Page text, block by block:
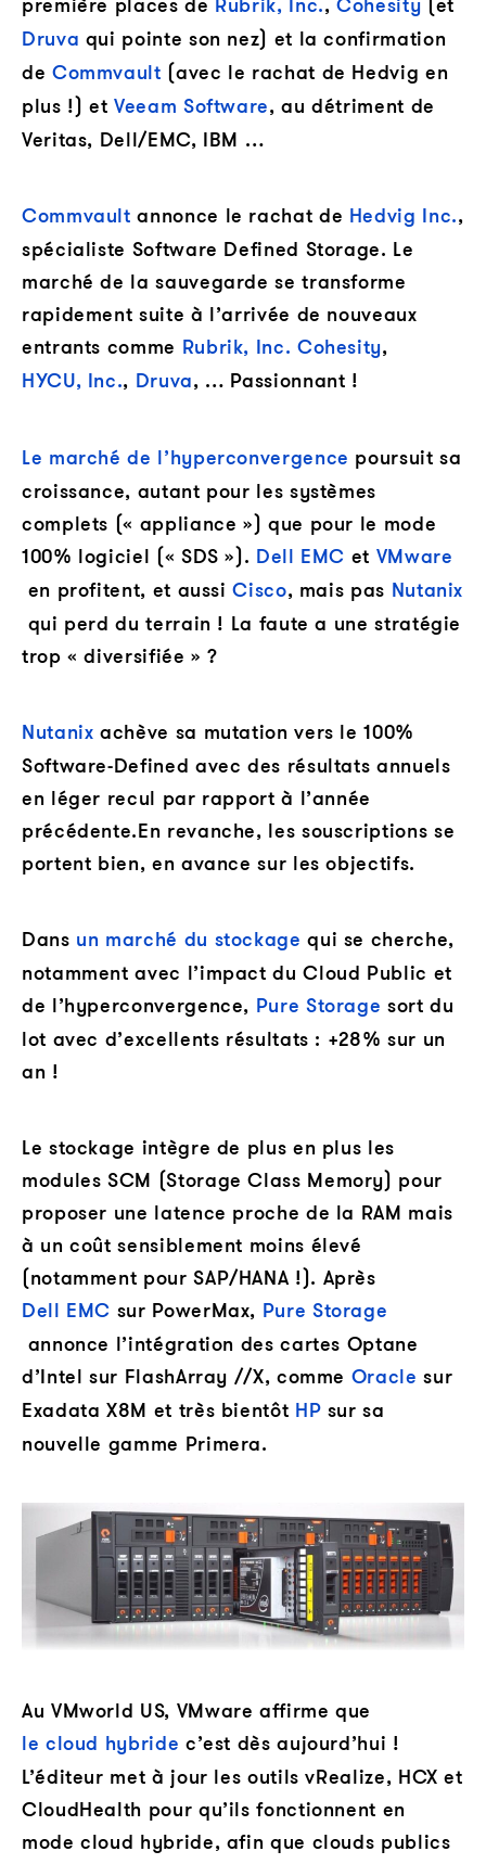
Druva qui pointe son nez) et la confirmation
de Commvault (avec le rachat de Hedvig en
plus !) etVeeam Software, au détriment de
Veritas, Dell/EMC, IBM …
Commvault annonce le rachat de Hedvig Inc.,
spécialiste Software Defined Storage. Le
marché de la sauvegarde se transforme
rapidement suite à l’arrivée de nouveaux
entrants comme Rubrik, Inc. Cohesity,
HYCU, Inc., Druva, … Passionnant !
Le marché de l’hyperconvergence poursuit sa
croissance, autant pour les systèmes
complets (« appliance ») que pour le mode
100% logiciel (« SDS »). Dell EMC et VMware
en profitent, et aussiCisco, mais pas Nutanix
qui perd du terrain ! La faute a une stratégie
trop « diversifiée » ?
Nutanix achève sa mutation vers le 100%
Software-Defined avec des résultats annuels
en léger recul par rapport à l’année
précédente.En revanche, les souscriptions se
portent bien, en avance sur les objectifs.
Dans un marché du stockagequi se cherche,
notamment avec l’impact du Cloud Public et
de l’hyperconvergence, Pure Storage sort du
lot avec d’excellents résultats : +28% sur un
an !
Le stockage intègre de plus en plus les
modules SCM (Storage Class Memory) pour
proposer une latence proche de la RAM mais
à un coût sensiblement moins élevé
(notamment pour SAP/HANA !). Après
Dell EMC sur PowerMax, Pure Storage
annonce l’intégration des cartes Optane
d’Intel sur FlashArray //X, comme Oracle sur
Exadata X8M et très bientôt HP sur sa
nouvelle gamme Primera.
Au VMworld US, VMware affirme que
le cloud hybride c’est dès aujourd’hui !
L’éditeur met à jour les outils vRealize, HCX et
CloudHealth pour qu’ils fonctionnent en
mode cloud hybride, afin que clouds publics